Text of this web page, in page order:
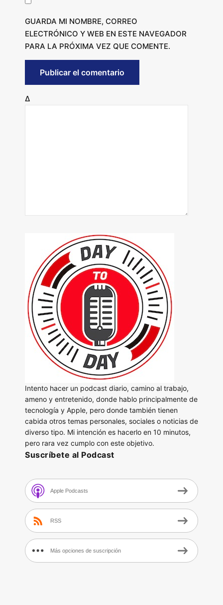
GUARDA MI NOMBRE, CORREO
ELECTRÓNICO Y WEB EN ESTE NAVEGADOR
PARA LA PRÓXIMA VEZ QUE COMENTE.
Δ
Intento hacer un podcast diario, camino al trabajo,
ameno y entretenido, donde hablo principalmente de
tecnología y Apple, pero donde también tienen
cabida otros temas personales, sociales o noticias de
diverso tipo. Mi intención es hacerlo en 10 minutos,
pero rara vez cumplo con este objetivo.
Suscríbete al Podcast
Apple Podcasts
RSS
Más opciones de suscripción